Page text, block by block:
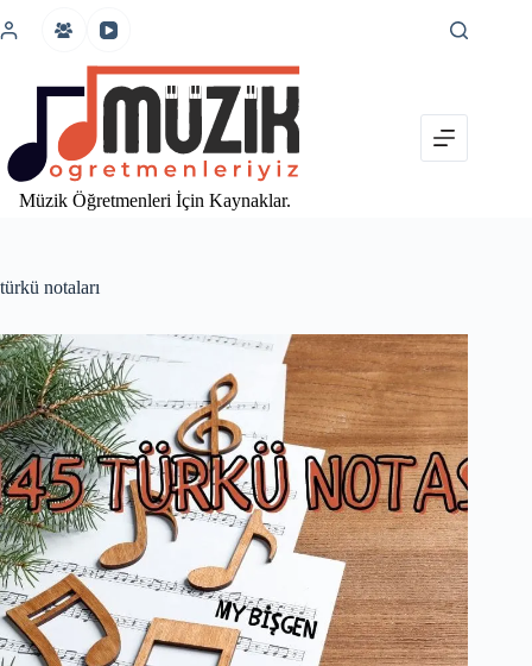
atla
Müzik Öğretmenleri İçin Kaynaklar.
türkü notaları